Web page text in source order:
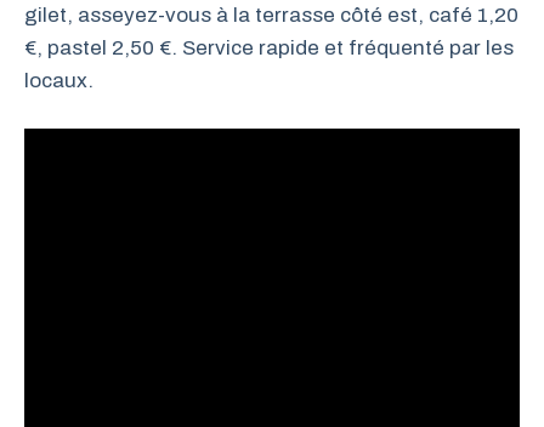
gilet, asseyez-vous à la terrasse côté est, café 1,20
€, pastel 2,50 €. Service rapide et fréquenté par les
locaux.